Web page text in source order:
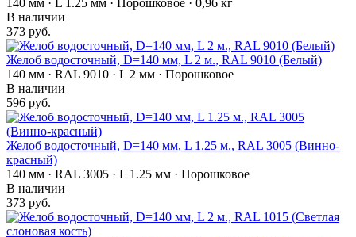
В наличии
373 руб.
Желоб водосточный, D=140 мм, L 2 м., RAL 9010 (Белый)
140 мм · RAL 9010 · L 2 мм · Порошковое
В наличии
596 руб.
Желоб водосточный, D=140 мм, L 1.25 м., RAL 3005 (Винно-
красный)
140 мм · RAL 3005 · L 1.25 мм · Порошковое
В наличии
373 руб.